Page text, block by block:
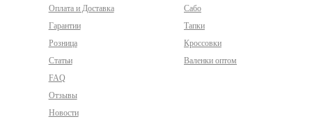
Оплата и Доставка
Гарантии
Розница
Статьи
FAQ
Отзывы
Новости
Сабо
Тапки
Кроссовки
Валенки оптом